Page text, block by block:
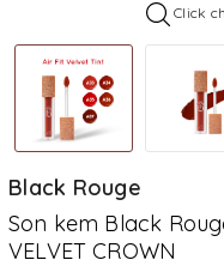
Click
Black Rouge
Son kem Black
VELVET CROWN